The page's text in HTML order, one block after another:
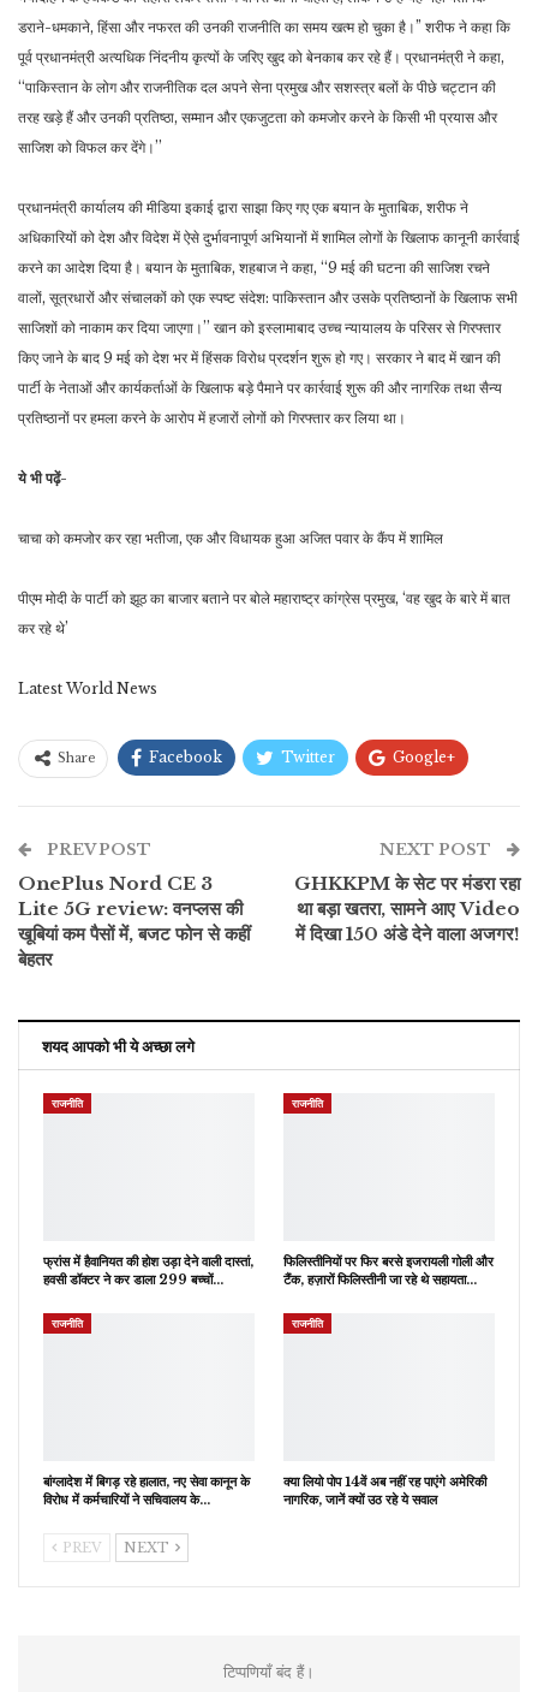
डराने-धमकाने, हिंसा और नफरत की उनकी राजनीति का समय खत्म हो चुका है।” शरीफ ने कहा कि
पूर्व प्रधानमंत्री अत्यधिक निंदनीय कृत्यों के जरिए खुद को बेनकाब कर रहे हैं। प्रधानमंत्री ने कहा,
‘‘पाकिस्तान के लोग और राजनीतिक दल अपने सेना प्रमुख और सशस्त्र बलों के पीछे चट्टान की
तरह खड़े हैं और उनकी प्रतिष्ठा, सम्मान और एकजुटता को कमजोर करने के किसी भी प्रयास और
साजिश को विफल कर देंगे।’’
प्रधानमंत्री कार्यालय की मीडिया इकाई द्वारा साझा किए गए एक बयान के मुताबिक, शरीफ ने
अधिकारियों को देश और विदेश में ऐसे दुर्भावनापूर्ण अभियानों में शामिल लोगों के खिलाफ कानूनी कार्रवाई
करने का आदेश दिया है। बयान के मुताबिक, शहबाज ने कहा, ‘‘9 मई की घटना की साजिश रचने
वालों, सूत्रधारों और संचालकों को एक स्पष्ट संदेश: पाकिस्तान और उसके प्रतिष्ठानों के खिलाफ सभी
साजिशों को नाकाम कर दिया जाएगा।’’ खान को इस्लामाबाद उच्च न्यायालय के परिसर से गिरफ्तार
किए जाने के बाद 9 मई को देश भर में हिंसक विरोध प्रदर्शन शुरू हो गए। सरकार ने बाद में खान की
पार्टी के नेताओं और कार्यकर्ताओं के खिलाफ बड़े पैमाने पर कार्रवाई शुरू की और नागरिक तथा सैन्य
प्रतिष्ठानों पर हमला करने के आरोप में हजारों लोगों को गिरफ्तार कर लिया था।
ये भी पढ़ें-
चाचा को कमजोर कर रहा भतीजा, एक और विधायक हुआ अजित पवार के कैंप में शामिल
पीएम मोदी के पार्टी को झूठ का बाजार बताने पर बोले महाराष्ट्र कांग्रेस प्रमुख, ‘वह खुद के बारे में बात
कर रहे थे’
Latest World News
Share Facebook Twitter Google+
ईमेल
PREV POST
OnePlus Nord CE 3
Lite 5G review: वनप्लस की
खूबियां कम पैसों में, बजट फोन से कहीं
बेहतर
NEXT POST
GHKKPM के सेट पर मंडरा रहा
था बड़ा खतरा, सामने आए Video
में दिखा 150 अंडे देने वाला अजगर!
शयद आपको भी ये अच्छा लगे
राजनीति
फ्रांस में हैवानियत की होश उड़ा देने वाली दास्तां,
हवसी डॉक्टर ने कर डाला 299 बच्चों…
राजनीति
फिलिस्तीनियों पर फिर बरसे इजरायली गोली और
टैंक, हज़ारों फिलिस्तीनी जा रहे थे सहायता…
राजनीति
बांग्लादेश में बिगड़ रहे हालात, नए सेवा कानून के
विरोध में कर्मचारियों ने सचिवालय के…
राजनीति
क्या लियो पोप 14वें अब नहीं रह पाएंगे अमेरिकी
नागरिक, जानें क्यों उठ रहे ये सवाल
PREV NEXT
टिप्पणियाँ बंद हैं।